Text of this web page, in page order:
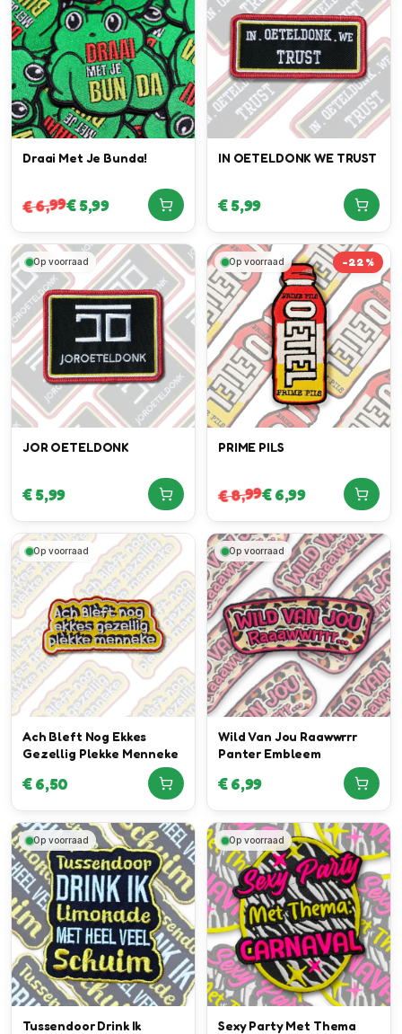
Draai Met Je Bunda!
€6,99€5,99
IN OETELDONK WE TRUST
€5,99
Op voorraad
JOR OETELDONK
€5,99
Op voorraad -22 %
PRIME PILS
€8,99€6,99
Op voorraad
Ach Bleft Nog Ekkes
Gezellig Plekke Menneke
€6,50
Op voorraad
Wild Van Jou Raawwrrr
Panter Embleem
€6,99
Op voorraad
Tussendoor Drink Ik
Op voorraad
Sexy Party Met Thema